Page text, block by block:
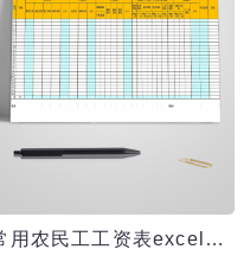
常用农民工工资表excel模板